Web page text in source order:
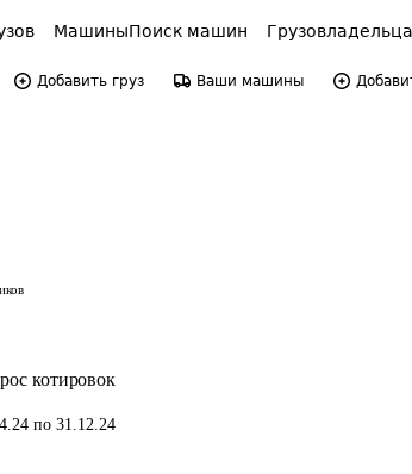
МашиныПоиск машин
Добавить груз Ваши машины
котировок
по 31.12.24